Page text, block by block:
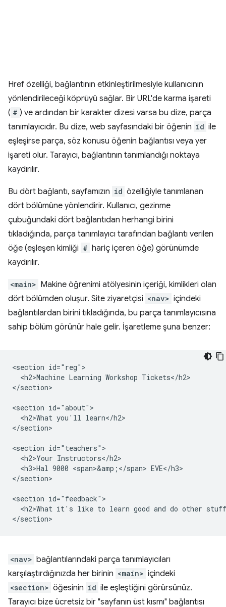
Href özelliği, bağlantının etkinleştirilmesiyle kullanıcının
yönlendirileceği köprüyü sağlar. Bir URL'de karma işareti
( # ) ve ardından bir karakter dizesi varsa bu dize, parça
tanımlayıcıdır. Bu dize, web sayfasındaki bir öğenin id ile
eşleşirse parça, söz konusu öğenin bağlantısı veya yer
işareti olur. Tarayıcı, bağlantının tanımlandığı noktaya
kaydırılır.
Bu dört bağlantı, sayfamızın id özelliğiyle tanımlanan
dört bölümüne yönlendirir. Kullanıcı, gezinme
çubuğundaki dört bağlantıdan herhangi birini
tıkladığında, parça tanımlayıcı tarafından bağlantı verilen
öğe (eşleşen kimliği # hariç içeren öğe) görünümde
kaydırılır.
<main> Makine öğrenimi atölyesinin içeriği, kimlikleri olan
dört bölümden oluşur. Site ziyaretçisi <nav> içindeki
bağlantılardan birini tıkladığında, bu parça tanımlayıcısına
sahip bölüm görünür hale gelir. İşaretleme şuna benzer:
<section id="reg">
  <h2>Machine Learning Workshop Tickets</h2>
</section>
<section id="about">
  <h2>What you'll learn</h2>
</section>
<section id="teachers">
  <h2>Your Instructors</h2>
  <h3>Hal 9000 <span>&amp;</span> EVE</h3>
</section>
<section id="feedback">
<h2>What it's like to learn good and do other
<nav> bağlantılarındaki parça tanımlayıcıları
karşılaştırdığınızda her birinin <main> içindeki
<section> öğesinin id ile eşleştiğini görürsünüz.
Tarayıcı bize ücretsiz bir "sayfanın üst kısmı" bağlantısı